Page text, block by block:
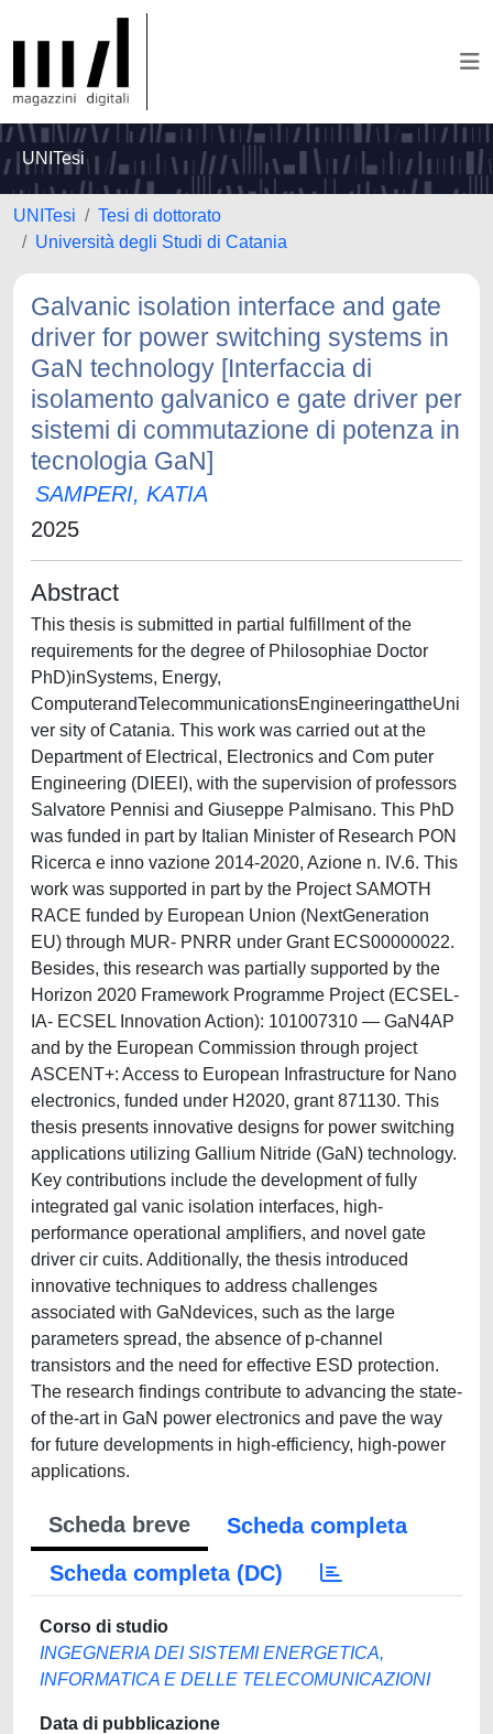
UNITesi
UNITesi
Tesi di dottorato
Università degli Studi di Catania
Galvanic isolation interface and gate
driver for power switching systems in
GaN technology [Interfaccia di
isolamento galvanico e gate driver per
sistemi di commutazione di potenza in
tecnologia GaN]
SAMPERI, KATIA
2025
Abstract
This thesis is submitted in partial fulfillment of the
requirements for the degree of Philosophiae Doctor
PhD)inSystems, Energy,
ComputerandTelecommunicationsEngineeringattheUni
ver sity of Catania. This work was carried out at the
Department of Electrical, Electronics and Com puter
Engineering (DIEEI), with the supervision of professors
Salvatore Pennisi and Giuseppe Palmisano. This PhD
was funded in part by Italian Minister of Research PON
Ricerca e inno vazione 2014-2020, Azione n. IV.6. This
work was supported in part by the Project SAMOTH
RACE funded by European Union (NextGeneration
EU) through MUR- PNRR under Grant ECS00000022.
Besides, this research was partially supported by the
Horizon 2020 Framework Programme Project (ECSEL-
IA- ECSEL Innovation Action): 101007310 — GaN4AP
and by the European Commission through project
ASCENT+: Access to European Infrastructure for Nano
electronics, funded under H2020, grant 871130. This
thesis presents innovative designs for power switching
applications utilizing Gallium Nitride (GaN) technology.
Key contributions include the development of fully
integrated gal vanic isolation interfaces, high-
performance operational amplifiers, and novel gate
driver cir cuits. Additionally, the thesis introduced
innovative techniques to address challenges
associated with GaNdevices, such as the large
parameters spread, the absence of p-channel
transistors and the need for effective ESD protection.
The research findings contribute to advancing the state-
of the-art in GaN power electronics and pave the way
for future developments in high-efficiency, high-power
applications.
Scheda breve
Scheda completa
Scheda completa (DC)
Corso di studio
INGEGNERIA DEI SISTEMI ENERGETICA,
INFORMATICA E DELLE TELECOMUNICAZIONI
Data di pubblicazione